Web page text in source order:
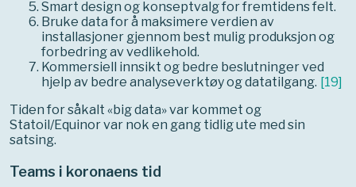
Smart design og konseptvalg for fremtidens felt.
Bruke data for å maksimere verdien av
installasjoner gjennom best mulig produksjon og
forbedring av vedlikehold.
Kommersiell innsikt og bedre beslutninger ved
hjelp av bedre analyseverktøy og datatilgang. [19]
Tiden for såkalt «big data» var kommet og
Statoil/Equinor var nok en gang tidlig ute med sin
satsing.
Teams i koronaens tid